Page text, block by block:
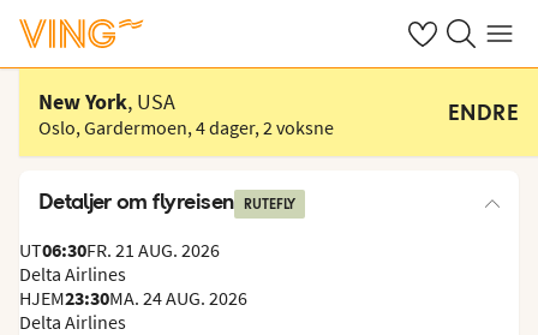
Se dine sparte
Søk påMeny
Velg hotell
New York, USA
Oslo, Gardermoen,4 dager,2 voksne
ENDRE
Detaljer om flyreisen RUTEFLY
UT06:30FR. 21 AUG. 2026
Delta Airlines
HJEM23:30MA. 24 AUG. 2026
Delta Airlines